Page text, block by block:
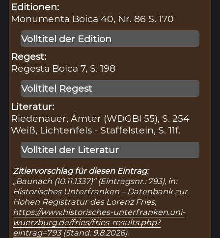
Editionen:
Monumenta Boica 40, Nr. 86 S. 170
Volltitel der Edition
Regest:
Regesta Boica 7, S. 198
Volltitel Regest
Literatur:
Riedenauer, Ämter (WDGBl 55), S. 254
Weiß, Lichtenfels - Staffelstein, S. 11f.
Volltitel der Literatur
Zitiervorschlag für diesen Eintrag:
„Baunach (10.11.1337)“ (Eintragsnr.: 793), in:
Historisches Unterfranken – Datenbank zur
Hohen Registratur des Lorenz Fries,
https://www.historisches-unterfranken.uni-
wuerzburg.de/fries/fries-results.php?
eintrag=793(Stand: 9.8.2026).